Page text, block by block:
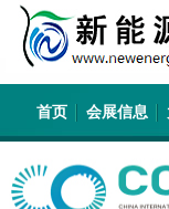
首页 会展信息